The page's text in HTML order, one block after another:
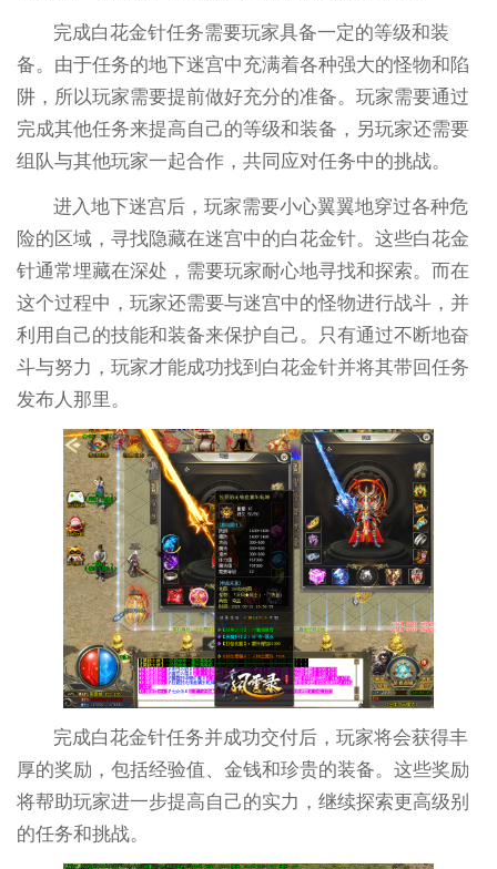
完成白花金针任务需要玩家具备一定的等级和装
备。由于任务的地下迷宫中充满着各种强大的怪物和陷
阱，所以玩家需要提前做好充分的准备。玩家需要通过
完成其他任务来提高自己的等级和装备，另玩家还需要
组队与其他玩家一起合作，共同应对任务中的挑战。
进入地下迷宫后，玩家需要小心翼翼地穿过各种危
险的区域，寻找隐藏在迷宫中的白花金针。这些白花金
针通常埋藏在深处，需要玩家耐心地寻找和探索。而在
这个过程中，玩家还需要与迷宫中的怪物进行战斗，并
利用自己的技能和装备来保护自己。只有通过不断地奋
斗与努力，玩家才能成功找到白花金针并将其带回任务
发布人那里。
完成白花金针任务并成功交付后，玩家将会获得丰
厚的奖励，包括经验值、金钱和珍贵的装备。这些奖励
将帮助玩家进一步提高自己的实力，继续探索更高级别
的任务和挑战。